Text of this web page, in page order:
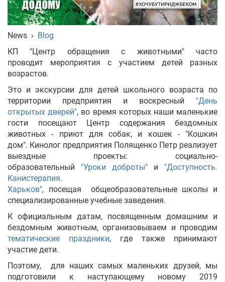
News › Blog
КП "Центр обращения с животными" часто
проводит мероприятия с участием детей разных
возрастов.
Это и экскурсии для детей школьного возраста по
территории предприятия и воскресный "День
открытых дверей", во время которых наши маленькие
гости посещают Центр содержания бездомных
животных - приют для собак, и кошек - "Кошкин
дом". Кинолог предприятия Полященко Петр реализует
выездные проекты: социально-
образовательный "Уроки доброты" и "Доступность.
Канистерапия.
Харьков", посещая общеобразовательные школы и
специализированные учебные заведения.
К официальным датам, посвященным домашним и
бездомным животным, организовываем и проводим
тематические праздники, где также принимают
участие дети.
Поэтому, для наших самых маленьких друзей, мы
подготовили к наступающему новому 2019